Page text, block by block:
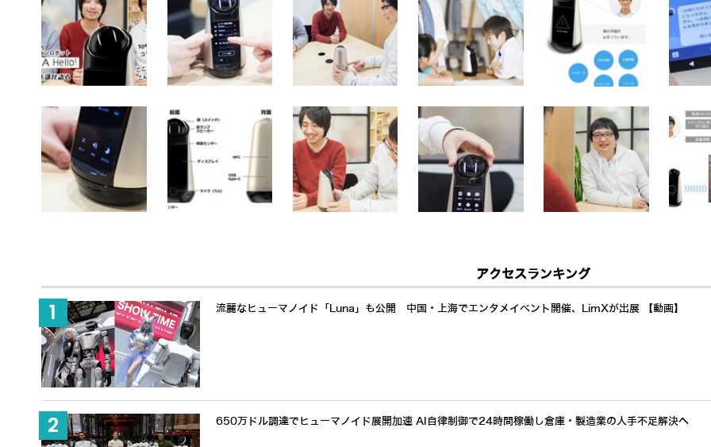
ここが好き！こんな機能が欲しい！」
アクセスランキング
流麗なヒューマノイド「Luna」も公開 中国・上海でエンタメイベント開催、LimXが出展 【動画】
650万ドル調達でヒューマノイド展開加速 AI自律制御で24時間稼働し倉庫・製造業の人手不足解決へ